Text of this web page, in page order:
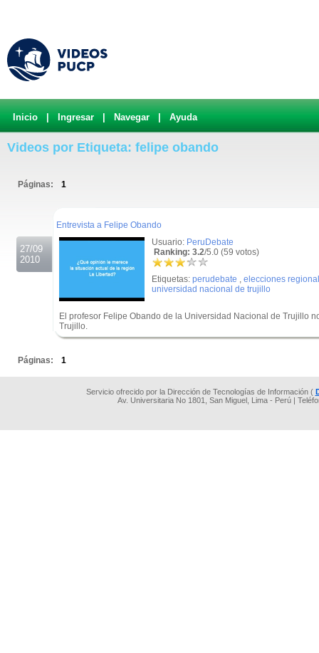
Inicio Ingresar Navegar Ayuda
Videos por Etiqueta: felipe obando
Páginas: 1
27/09
2010
Entrevista a Felipe Obando
Usuario: PeruDebate
Ranking: 3.2/5.0 (59 votos)
Etiquetas: perudebate , elecciones
universidad nacional de trujillo
El profesor Felipe Obando de la Universidad Nacional de Trujillo
Trujillo.
Páginas: 1
Servicio ofrecido por la Dirección de Tecnologías de Información (
Av. Universitaria No 1801, San Miguel, Lima - Perú |